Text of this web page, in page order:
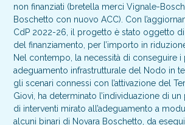
non finanziati (bretella merci Vignale-
Boschetto con nuovo ACC). Con
CdP 2022-26, il progetto è stato oggetto
del finanziamento, per l’importo in
Nel contempo, la necessità di conseguire i
adeguamento infrastrutturale del Nodo in
gli scenari connessi con l’attivazione del
Giovi, ha determinato l’individuazione di
di interventi mirato all’adeguamento a
alcuni binari di Novara Boschetto, da